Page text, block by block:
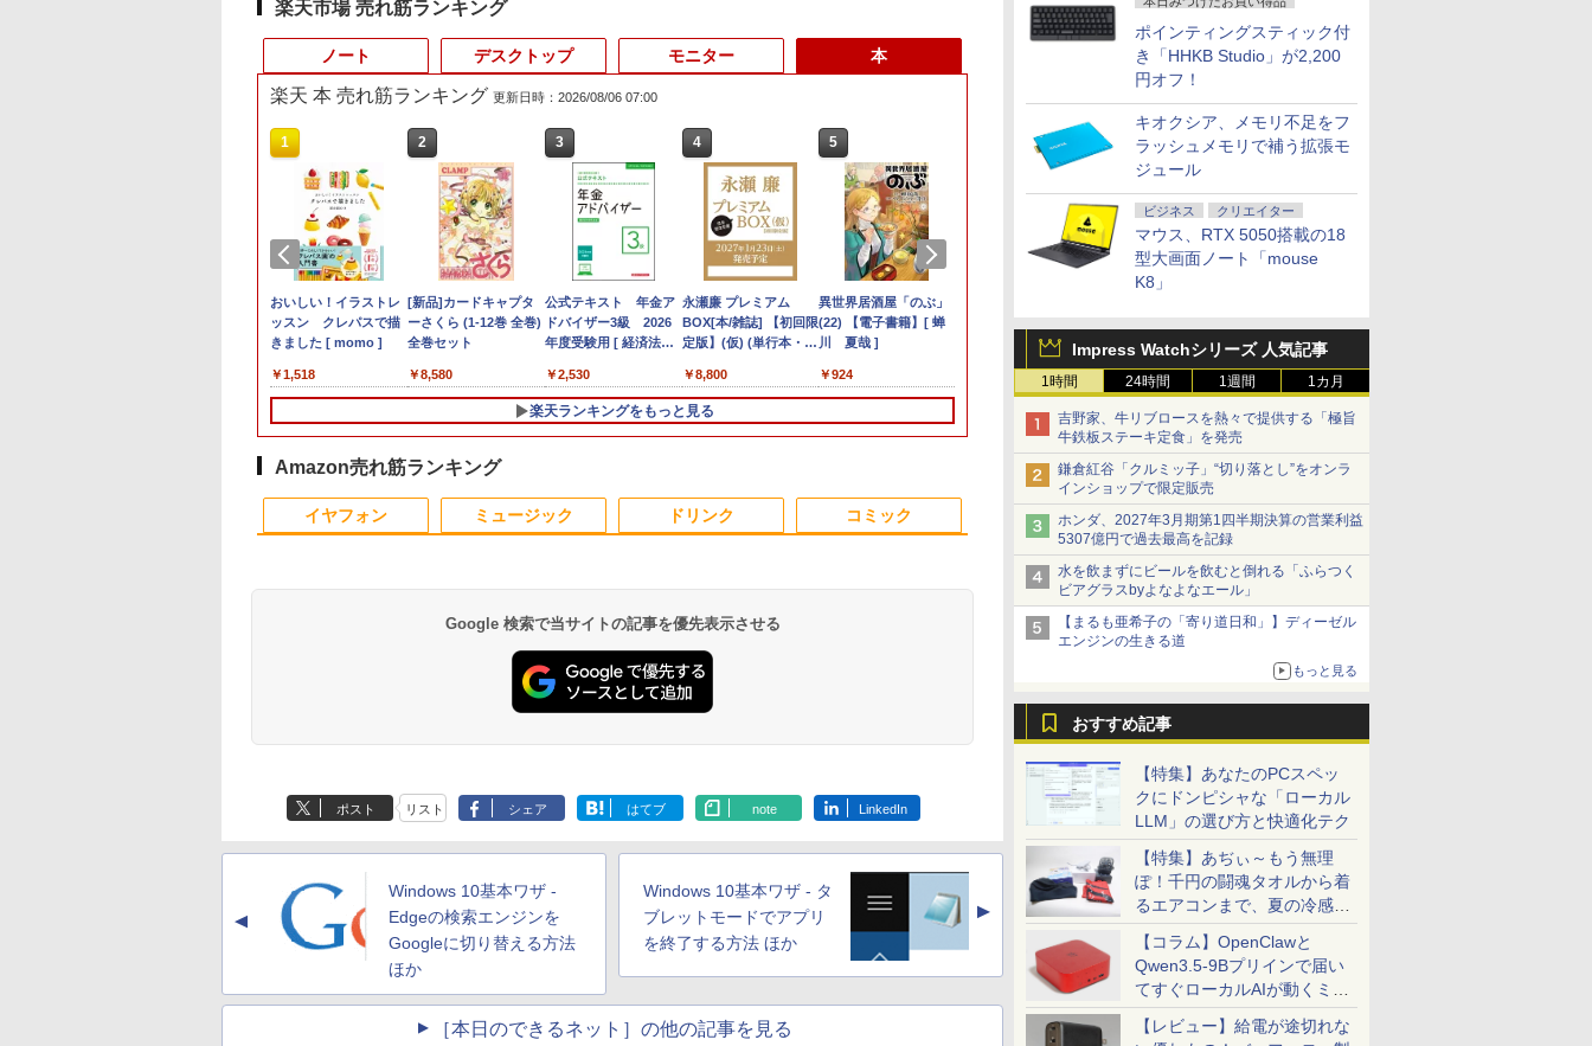
ポインティングスティック付
き「HHKB Studio」が2,200
円オフ！
キオクシア、メモリ不足をフ
ラッシュメモリで補う拡張モ
ジュール
ビジネス クリエイター
マウス、RTX 5050搭載の18
型大画面ノート「mouse
K8」
Impress Watchシリーズ 人気記事
1時間 24時間 1週間 1カ月
吉野家、牛リブロースを熱々で提供する「極旨
牛鉄板ステーキ定食」を発売
鎌倉紅谷「クルミッ子」“切り落とし”をオンラ
インショップで限定販売
ホンダ、2027年3月期第1四半期決算の営業利益
5307億円で過去最高を記録
水を飲まずにビールを飲むと倒れる「ふらつく
ビアグラスbyよなよなエール」
【まるも亜希子の「寄り道日和」】ディーゼル
エンジンの生きる道
もっと見る
おすすめ記事
【特集】あなたのPCスペッ
クにドンピシャな「ローカル
LLM」の選び方と快適化テク
【特集】あぢぃ～もう無理
ぽ！千円の闘魂タオルから着
るエアコンまで、夏の冷感グ
ッズ一挙紹介
【コラム】OpenClawと
Qwen3.5-9Bプリインで届い
てすぐローカルAIが動くミニ
PC「SER9 Pro」
【レビュー】給電が途切れな
楽天市場 売れ筋ランキング
ノート
1
2025福袋 数量限定 ノ
ートパソコン 富士通
NEC DELL 等Core i5
メモリ8GB WIFI
Bluetooth 15.6インチ
大画面 中古パソコン ア
Office付き
料無料 中古ノートパソ
コン 期限限定 初心者安
￥15,000
2
【マラソンセール期間
中ポイント5倍】中古ノ
ートパソコン 第11世代
M.2 SSD256GB 13.3イ
ンチ フルHD ノングレ
ア Webカメラ 無線
Windows11 東芝
期設定済 すぐ使える
90日保証 送料無料
￥29,980
3
【新品】【楽天1位！】
ノートパソコン 新品第
13世代CPU搭載ノート
ソコン 初心者向け
Windows11 初期設定
済 Webカメラ zoom
大容量バッテリービジ
ネス 大学生 プレゼント
￥29,800
4
本日10倍！高性能第10
世代Core i7-10610Uノ
ートパソコン 中古
約779g メモリ最大
16GB 新品SSD1TB
13.3インチ HDMI搭載
MicrosoftOffice2024
可 Windows11 送料無
￥27,600
5
本日超得 P5倍｜MS
Office 2024 H&B 搭載
｜中古 2in1 ノートパ
Office付き｜HP Elite
Dragonfly 2in1｜Core
i5 第8世代 8265U メモ
ネル WEBカメラ LTE
対応｜中古 パソコン 2-
￥49,800
型 NVIDIA Quadro P520搭載 第10世代Core i7-10510U メ
モリ16GB NVMeSSD512GB Type-C Thunderbolt3 キー
ボードバックライト NFCセンサー HDMI Office
￥55,000
7
1年保証 レビュー特典:延長保証 Bランク パ
中古パソコン
￥156,800
デスクトップ
1
【今だけ】全品ポイン
ト10倍 お買い物マラソ
ン★8/4～8/11★中古パ
PC EPSON Endeavor
ST190E Core i3 8100T
メモリ8GB / 16GB 中
Windows11 Pro
年保証】
￥22,800
2
中古パソコン | HP |
ProOne 600 G4 All-in-
One | Windows11 | 一
代 | Core i5 8500T
2.1(～最大3.5)GHz |
MEM:8GB |
DVD-ROM | 無線LAN:
フルHD |
Win11Pro64Bit | ACア
￥23,980
3
【正規永久版Office付
き】ミニpc 【Intel
N5095 LPDDR4X
mini pc Windows11
Pro 超軽量 4コア/4スレ
ッド 2.9GHz ミニパソ
2画面出力 デスクトッ
プPC みにpc 省エネ オ
￥49,800
4
【公式・直販】
Copilot＋PC デスクト
ップパソコン PC 一体
品 Lenovo IdeaCentre
AIO 24AKP10 KRK
23.8インチ FHD IPS液
Microsoft Office 搭載
可 1年保証
￥144,980
5
【マラソン値引中！
RTX5070搭載 国内組立
新品】ゲーミングPC
5700X メモリ32GB
SSD1TB Windows11
デスクトップPC モン
編集 eスポーツ 1年保
証 初心者 ゲーミング
￥260,775
モニター
1
8K DisplayPort ケーブ
ル 1.4規格240Hz対応 デ
ィスプレイポート ケー
対応
8K@60HZ/4K@144Hz/2K@240Hz
32.4Gbps ハイスピード
み PC テレビ PS5 PS4
￥1,000
2
Yoothi 互換品 液晶
14.0インチ Dell
Latitude 14 3410
P129G002 タッチ非搭
載 対応 FullHD
1920x1080 IPS LED
修理交換用液晶パネル
￥9,800
3
【お買い物マラソ開催
中！P最大31.5%還
元】【五年保証】24イ
ー 200Hz 1ms応答
FHD 非光沢 FastIPSパ
ネル FreeSync FHD
HDMI+DP搭載 5年保証
スピーカー内蔵 HDMI
￥13,999
4
アイ・オー・データ機
器 LCD-DF241EDB-A
￥18,090
5
液晶ディスプレイ アイ
オーデータ LCD-
DF241ED LCD-
証」DP搭載23.8型ワイ
ド液晶 ブラック]
￥18,090
15-ed0000 15-ed1000 15-ed0xxx 15-
ed1xxx シリーズ L93182-001 L93180-
001 対応 FullHD 1920x1080 IPS LED
タッチ機能付き液晶パネル
￥18,900
7
ル ブルー ピンク FHD かわいい 水色
ゲーム部屋 pcモニター ディスプレイ
ピクシオ
￥15,800
本
楽天 本 売れ筋ランキング 更新日時：2026/08/06 07:00
1
おいしい！イラストレ
ッスン クレパスで描
きました [ momo ]
￥1,518
2
[新品]カードキャプタ
ーさくら (1-12巻 全巻)
全巻セット
￥8,580
3
公式テキスト 年金ア
ドバイザー3級 2026
年度受験用 [ 経済法令
￥2,530
4
永瀬廉 プレミアム
BOX[本/雑誌] 【初回限
定版】(仮) (単行本・ム
￥8,800
5
異世界居酒屋「のぶ」
(22) 【電子書籍】[ 蝉
川 夏哉 ]
￥924
スキル持ちタンク、勇
者パーティーを追放さ
れる〜 15巻 【電子書
ス） [ 原 泰久 ]
￥770
8
り ]
￥792
楽天ランキングをもっと見る
Amazon売れ筋ランキング
イヤフォン
￥5,990 ￥4,990
トブラック
￥14,990
イヤレスイヤホン
bluetooth イヤホン
トゥースHi-Fi 最大
ゅーす コードレス
ENCノイズキャンセ
リング 自動ペアリン
グ Type-C充電 マイ
ク付き 防水 タッチ式
ワイト)
￥1,964
イヤレスイヤホン
Bluetooth 5.4 ノイズ
36時間再生
￥2,980
ミュージック
[Explicit]
￥250
[Explicit]
￥250
￥250 ￥250
ドリンク
2L PET ラベルレス
×8本
￥1,001
×24本 富士山の天然
水 バナジウム含有 水
ペットボトル 静岡県
(Smart Basic)
￥1,380
￥1,117
×24本 強炭酸水 ペッ
トボトル 500ミリリ
Basic)
￥1,625
ベルレス
650mlPET×24本
￥1,653
コミック
ガンガンコミックス)
￥770
クス・エース)
￥832
ンプコミックス
DIGITAL)
￥572
タル版ビッグガンガ
ンコミックス)
￥810
ックスDIGITAL)
￥594
Google 検索で当サイトの記事を優先表示させる
ポスト リスト シェア はてブ note LinkedIn
▲
Windows 10基本ワザ -
Edgeの検索エンジンを
Googleに切り替える方法
ほか
Windows 10基本ワザ - タ
ブレットモードでアプリ
を終了する方法 ほか
▲
［本日のできるネット］の他の記事を見る